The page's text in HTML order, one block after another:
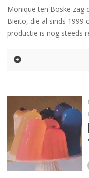
Monique ten Boske zag
Bieito, die al sinds 1999
productie is nog steeds